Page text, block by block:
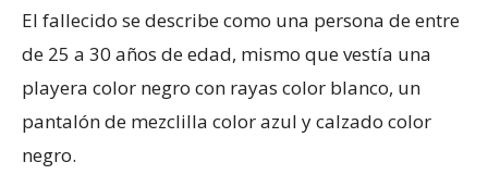
El fallecido se describe como una persona de entre
de 25 a 30 años de edad, mismo que vestía una
playera color negro con rayas color blanco, un
pantalón de mezclilla color azul y calzado color
negro.